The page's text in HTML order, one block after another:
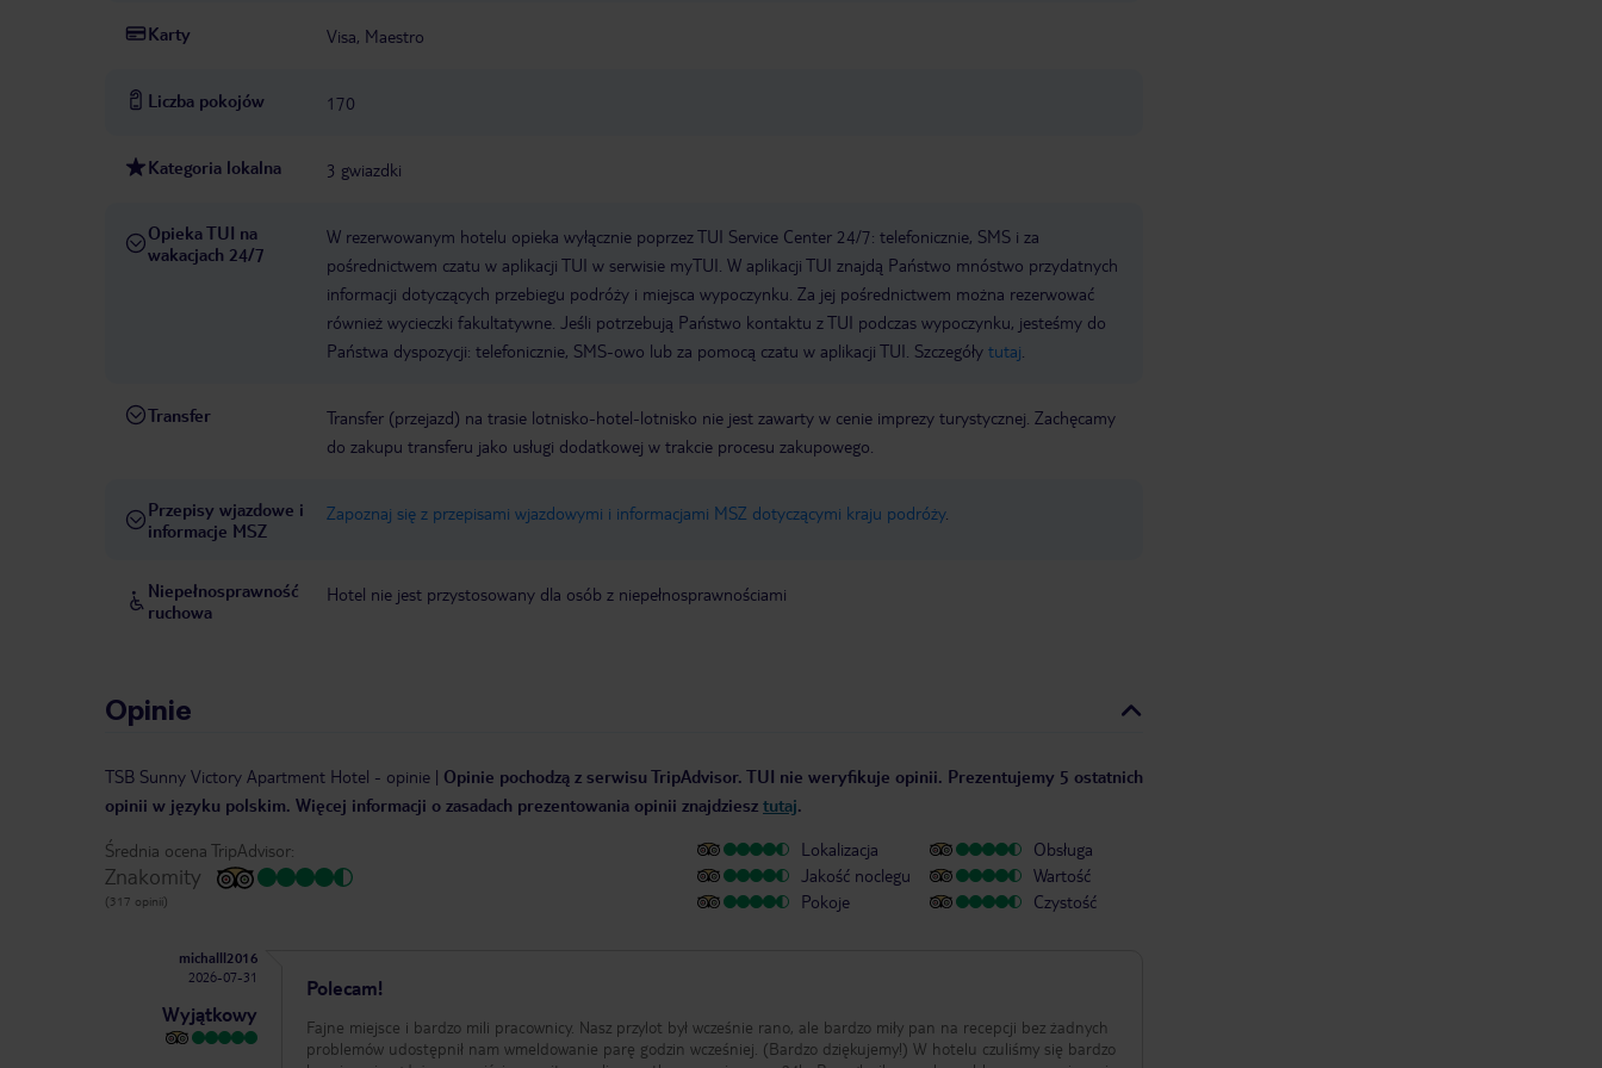
Karty Visa, Maestro
Liczba pokojów 170
Kategoria lokalna 3 gwiazdki
Opieka TUI na
wakacjach 24/7
W rezerwowanym hotelu opieka wyłącznie poprzez TUI Service Center 24/7: telefonicznie, SMS i za
pośrednictwem czatu w aplikacji TUI w serwisie myTUI. W aplikacji TUI znajdą Państwo mnóstwo przydatnych
informacji dotyczących przebiegu podróży i miejsca wypoczynku. Za jej pośrednictwem można rezerwować
również wycieczki fakultatywne. Jeśli potrzebują Państwo kontaktu z TUI podczas wypoczynku, jesteśmy do
Państwa dyspozycji: telefonicznie, SMS-owo lub za pomocą czatu w aplikacji TUI. Szczegóły tutaj
Transfer
Transfer (przejazd) na trasie lotnisko-hotel-lotnisko nie jest zawarty w cenie imprezy turystycznej. Zachęcamy
do zakupu transferu jako usługi dodatkowej w trakcie procesu zakupowego.
Przepisy wjazdowe i
informacje MSZ
Zapoznaj się z przepisami wjazdowymi i informacjami MSZ dotyczącymi kraju podróży.
Niepełnosprawność
ruchowa
Hotel nie jest przystosowany dla osób z niepełnosprawnościami
Opinie
TSB Sunny Victory Apartment Hotel - opinie | Opinie pochodzą z serwisu TripAdvisor. TUI nie weryfikuje opinii. Prezentujemy 5 ostatnich
opinii w języku polskim. Więcej informacji o zasadach prezentowania opinii znajdziesz tutaj.
Średnia ocena TripAdvisor:
Znakomity
(317 opinii)
Lokalizacja
Jakość noclegu
Pokoje
Obsługa
Wartość
Czystość
michalll2016
2026-07-31
Wyjątkowy
Polecam!
Fajne miejsce i bardzo mili pracownicy. Nasz przylot był wcześnie rano, ale bardzo miły pan na recepcji bez żadnych
problemów udostępnił nam wmeldowanie parę godzin wcześniej. (Bardzo dziękujemy!) W hotelu czuliśmy się bardzo